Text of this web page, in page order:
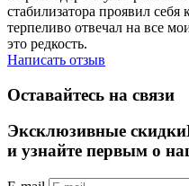
стабилизатора проявил
терпеливо отвечал на все
это редкость.
Написать отзыв
Оставайтесь на связи
Эксклюзивные скидки
и узнайте первым о